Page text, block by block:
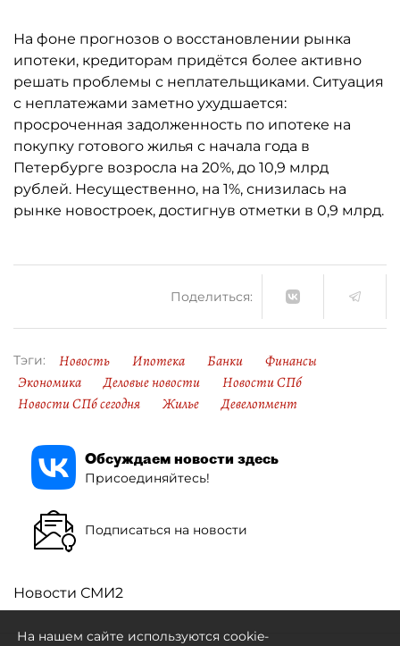
На фоне прогнозов о восстановлении рынка
ипотеки, кредиторам придётся более активно
решать проблемы с неплательщиками. Ситуация
с неплатежами заметно ухудшается:
просроченная задолженность по ипотеке на
покупку готового жилья с начала года в
Петербурге возросла на 20%, до 10,9 млрд
рублей. Несущественно, на 1%, снизилась на
рынке новостроек, достигнув отметки в 0,9 млрд.
Поделиться:
Тэги: Новость Ипотека Банки
Финансы
Экономика
Деловые новости
Новости СПб
Новости СПб сегодня
Жилье Девелопмент
Обсуждаем новости здесь
Присоединяйтесь!
Подписаться на новости
Новости СМИ2
На нашем сайте используются cookie-